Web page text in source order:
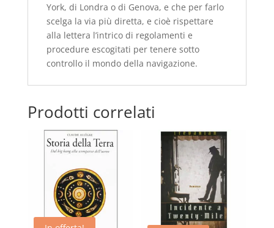
York, di Londra o di Genova, e che per farlo
scelga la via più diretta, e cioè rispettare
alla lettera l’intrico di regolamenti e
procedure escogitati per tenere sotto
controllo il mondo della navigazione.
Prodotti correlati